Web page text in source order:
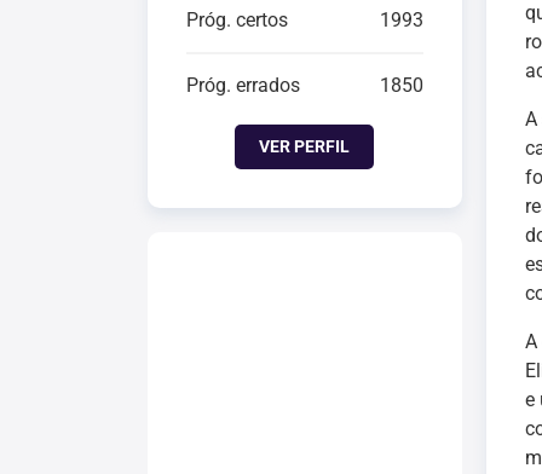
Próg. certos 1993
Próg. errados 1850
VER PERFIL
A
A
e